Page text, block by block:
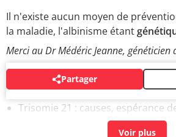
Il n'existe aucun moyen de
la maladie, l'albinisme étant
Merci au Dr Médéric Jeanne, généticien
Partager
AUTOUR DU MÊME SUJET
Trisomie 21 : causes, espérance
> Accueil - Maladies